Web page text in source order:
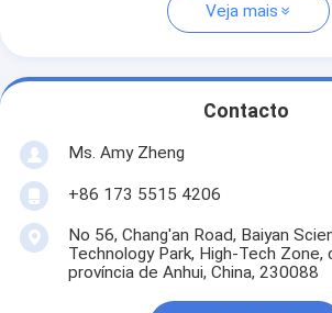
Veja mais
Contacto
Ms. Amy Zheng
+86 173 5515 4206
No 56, Chang'an Road, Baiyan
Technology Park, High-Tech
província de Anhui, China, 230088